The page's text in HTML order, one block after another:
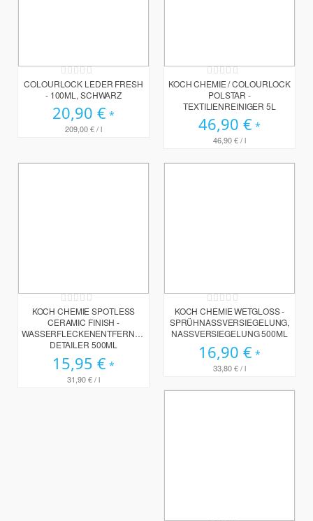
Rating:
0%
COLOURLOCK LEDER FRESH
- 100ML, SCHWARZ
20,90 €
209,00 €/ l
Rating:
0%
KOCH CHEMIE / COLOURLOCK
POLSTAR -
TEXTILIENREINIGER 5L
46,90 €
46,90 €/ l
Rating:
0%
KOCH CHEMIE SPOTLESS
CERAMIC FINISH -
WASSERFLECKENENTFERNER
DETAILER 500ML
15,95 €
31,90 €/ l
Rating:
0%
KOCH CHEMIE WETGLOSS -
SPRÜHNASSVERSIEGELUNG,
NASSVERSIEGELUNG 500ML
16,90 €
33,80 €/ l